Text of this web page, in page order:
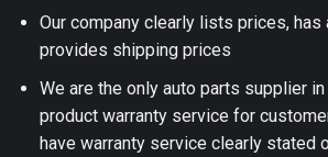
Our company clearly lists prices, has
provides shipping prices
We are the only auto parts supplier
product warranty service for
have warranty service clearly stated